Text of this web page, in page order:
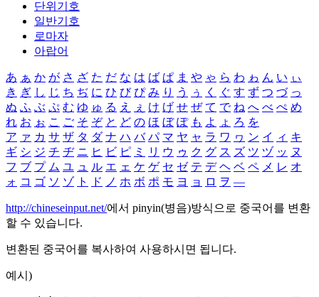
단위기호
일반기호
로마자
아랍어
あ ぁ か が さ ざ た だ な は ば ぱ ま や ゃ ら わ ゎ ん い ぃ
き ぎ し じ ち ぢ に ひ び ぴ み り う ぅ く ぐ す ず つ づ っ
ぬ ふ ぶ ぷ む ゆ ゅ る え ぇ け げ せ ぜ て で ね へ べ ぺ め
れ お ぉ こ ご そ ぞ と ど の ほ ぼ ぽ も よ ょ ろ を
ア ァ カ サ ザ タ ダ ナ ハ バ パ マ ヤ ャ ラ ワ ヮ ン イ ィ キ
ギ シ ジ チ ヂ ニ ヒ ビ ピ ミ リ ウ ゥ ク グ ス ズ ツ ヅ ッ ヌ
フ ブ プ ム ユ ュ ル エ ェ ケ ゲ セ ゼ テ デ ヘ ベ ペ メ レ オ
ォ コ ゴ ソ ゾ ト ド ノ ホ ボ ポ モ ヨ ョ ロ ヲ ―
http://chineseinput.net/에서 pinyin(병음)방식으로 중국어를 변환
할 수 있습니다.
변환된 중국어를 복사하여 사용하시면 됩니다.
예시)